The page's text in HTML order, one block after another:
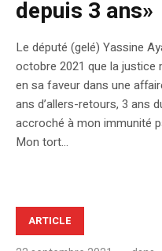
depuis 3 ans»
Le député (gelé) Yassine
octobre 2021 que la justice
en sa faveur dans une
ans d’allers-retours, 3 ans
accroché à mon immunité
Mon tort...
ARTICLE